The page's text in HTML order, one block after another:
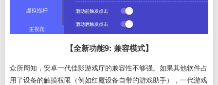
【全新功能9: 兼容模式】
众所周知，安卓一代佳影游戏厅的兼容性不够强。如果其他软件占
用了设备的触摸权限（例如红魔设备自带的游戏助手），一代游戏